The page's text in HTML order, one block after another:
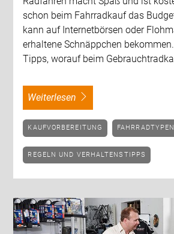
schon beim Fahrradkauf das
kann auf Internetbörsen oder
erhaltene Schnäppchen
Tipps, worauf beim
weiterlesen
KAUFVORBEREITUNG FAHRRADTYPEN
REGELN UND VERHALTENSTIPPS